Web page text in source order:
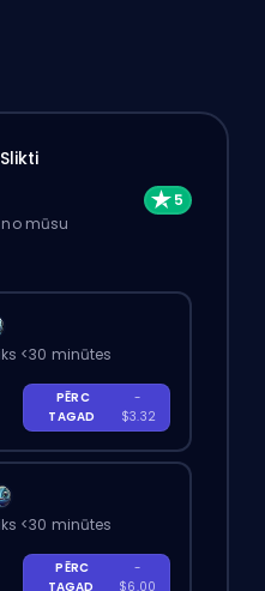
mūsu
<30 minūtes
PĒRC
TAGAD
-
$3.32
<30 minūtes
PĒRC
TAGAD
-
$6.00